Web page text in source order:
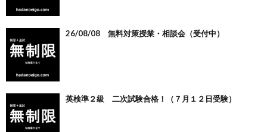
26/08/08 無料対策授業・相談会（受付中）
英検準２級 二次試験合格！（７月１２日受験）